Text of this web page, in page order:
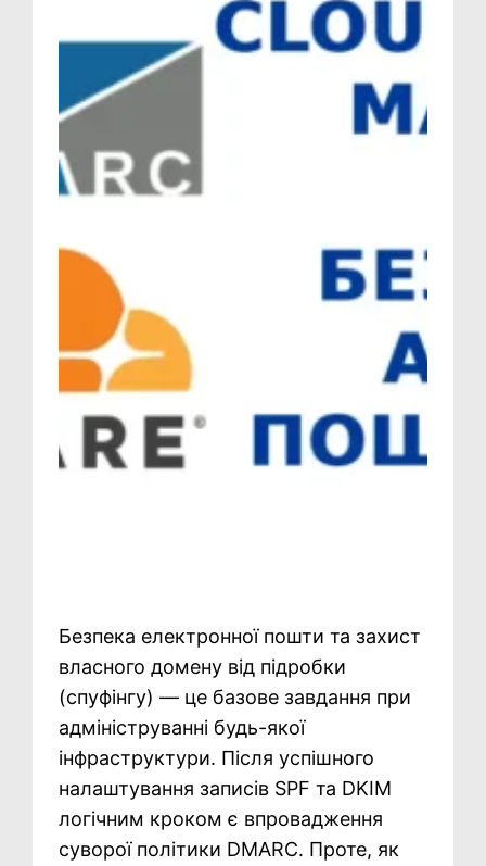
Безпека електронної пошти та захист
власного домену від підробки
(спуфінгу) — це базове завдання при
адмініструванні будь-якої
інфраструктури. Після успішного
налаштування записів SPF та DKIM
логічним кроком є впровадження
суворої політики DMARC. Проте, як